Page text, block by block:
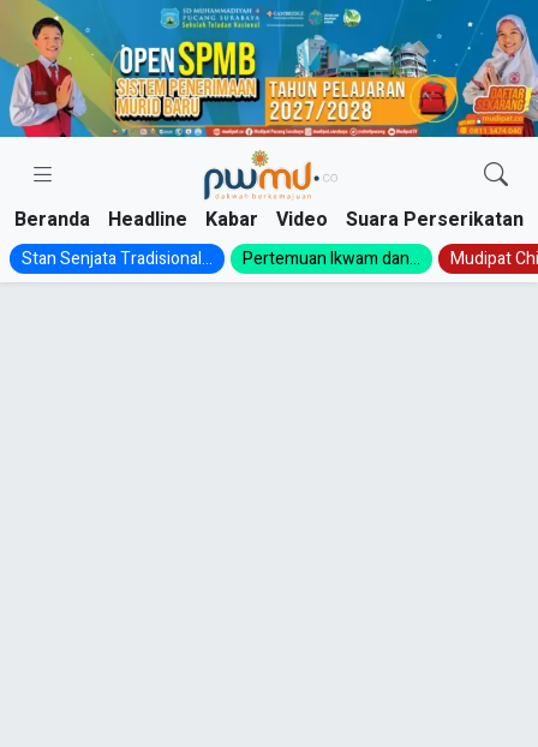
Skip
content
Beranda Headline Kabar Video Suara Perserikatan
Stan Senjata Tradisional... Pertemuan Ikwam dan... Mudipat